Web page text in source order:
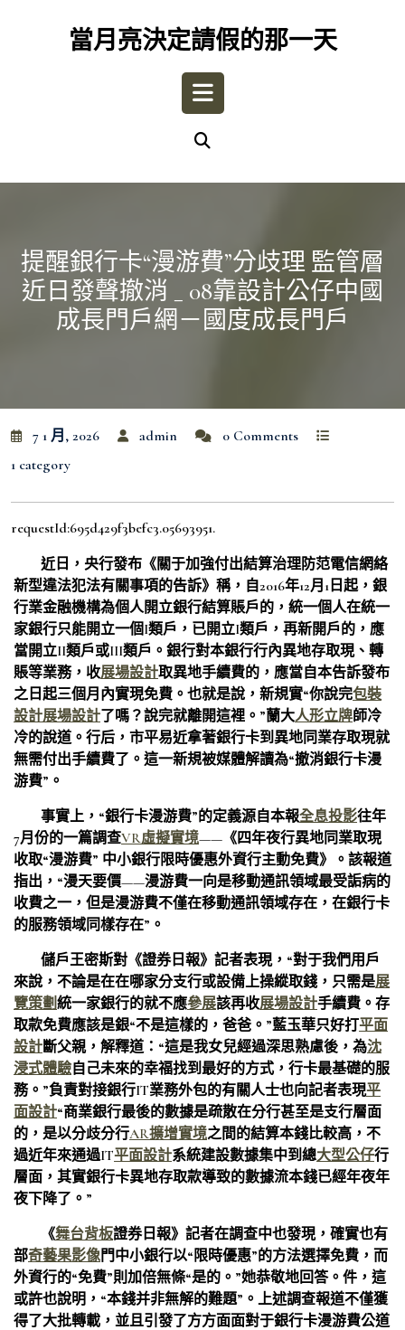
當月亮決定請假的那一天
Open
提醒銀行卡“漫游費”分歧理 監管層
近日發聲撤消 _ 08靠設計公仔中國
成長門戶網－國度成長門戶
7 1 月, 2026 admin
0 Comments
1 category
requestId:695d429f3befc3.05693951.
近日，央行發布《關于加強付出結算治理防范電信網絡
新型違法犯法有關事項的告訴》稱，自2016年12月1日起，銀
行業金融機構為個人開立銀行結算賬戶的，統一個人在統一
家銀行只能開立一個I類戶，已開立I類戶，再新開戶的，應
當開立II類戶或III類戶。銀行對本銀行行內異地存取現、轉
賬等業務，收展場設計取異地手續費的，應當自本告訴發布
之日起三個月內實現免費。也就是說，新規實“你說完包裝
設計展場設計了嗎？說完就離開這裡。”蘭大人形立牌師冷
冷的說道。行后，市平易近拿著銀行卡到異地同業存取現就
無需付出手續費了。這一新規被媒體解讀為“撤消銀行卡漫
游費”。
事實上，“銀行卡漫游費”的定義源自本報全息投影往年
7月份的一篇調查VR虛擬實境——《四年夜行異地同業取現
收取“漫游費” 中小銀行限時優惠外資行主動免費》。該報道
指出，“漫天要價——漫游費一向是移動通訊領域最受詬病的
收費之一，但是漫游費不僅在移動通訊領域存在，在銀行卡
的服務領域同樣存在”。
儲戶王密斯對《證券日報》記者表現，“對于我們用戶
來說，不論是在在哪家分支行或設備上操縱取錢，只需是展
覽策劃統一家銀行的就不應參展該再收展場設計手續費。存
取款免費應該是銀“不是這樣的，爸爸。”藍玉華只好打平面
設計斷父親，解釋道：“這是我女兒經過深思熟慮後，為沈
浸式體驗自己未來的幸福找到最好的方式，行卡最基礎的服
務。”負責對接銀行IT業務外包的有關人士也向記者表現平
面設計“商業銀行最後的數據是疏散在分行甚至是支行層面
的，是以分歧分行AR擴增實境之間的結算本錢比較高，不
過近年來通過IT平面設計系統建設數據集中到總大型公仔行
層面，其實銀行卡異地存取款導致的數據流本錢已經年夜年
夜下降了。”
《舞台背板證券日報》記者在調查中也發現，確實也有
部奇藝果影像門中小銀行以“限時優惠”的方法選擇免費，而
外資行的“免費”則加倍無條“是的。”她恭敬地回答。件，這
或許也說明，“本錢并非無解的難題”。上述調查報道不僅獲
得了大批轉載，並且引發了方方面面對于銀行卡漫游費公道